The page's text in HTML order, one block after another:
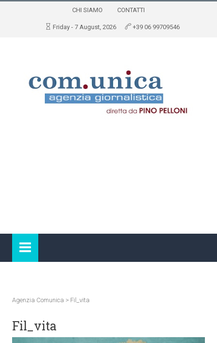
CHI SIAMO CONTATTI
Friday - 7 August, 2026 +39 06 99709546
Agenzia Comunica > Fil_vita
Fil_vita